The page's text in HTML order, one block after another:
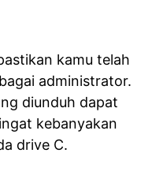
kamu telah
administrator.
diunduh dapat
kebanyakan
drive C.